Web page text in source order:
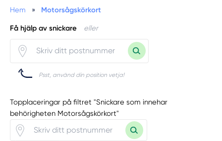
Hem
» Motorsågskörkort
Få hjälp av snickare eller
Psst, använd din position vetja!
Topplaceringar på filtret "Snickare som innehar
behörigheten Motorsågskörkort"